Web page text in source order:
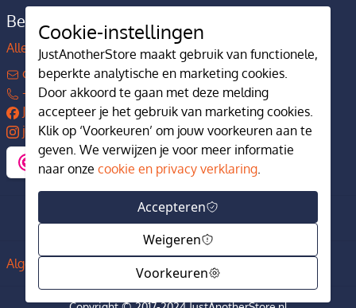
Bedrijfsgegevens
Alles over JustAnotherStore
contact@justanotherstore.nl
+31 73 644 7405
JustAnotherStore
justanotherstore.nl
Algemene voorwaarden Privacy en cookiebeleid
Cookie-instellingen
JustAnotherStore maakt gebruik van functionele,
beperkte analytische en marketing cookies.
Door akkoord te gaan met deze melding
accepteer je het gebruik van marketing cookies.
Klik op ‘Voorkeuren’ om jouw voorkeuren aan te
geven. We verwijzen je voor meer informatie
naar onze cookie en privacy verklaring.
Accepteren
Weigeren
Voorkeuren